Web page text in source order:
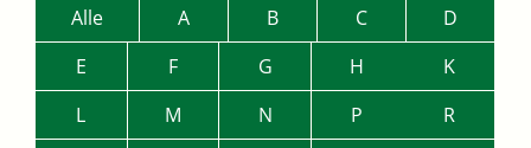
Alle A B C
D
E
F G H
K
L
M N P
R